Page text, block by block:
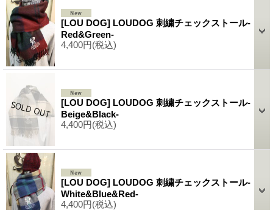
[LOU DOG] LOUDOG 刺繍チェックストール-
Red&Green-
4,400円(税込)
[LOU DOG] LOUDOG 刺繍チェックストール-
Beige&Black-
4,400円(税込)
[LOU DOG] LOUDOG 刺繍チェックストール-
White&Blue&Red-
4,400円(税込)